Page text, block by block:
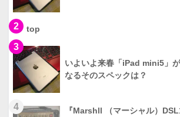
2 top
3
いよいよ来春「iPad mini5」
なるそのスペックは？
4
『Marshll （マーシャル）